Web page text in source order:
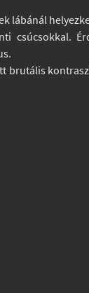
lábánál
csúcsokkal.
brutális